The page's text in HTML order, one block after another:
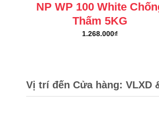
NP WP 100 White
Thấm 5KG
1.268.000₫
Vị trí đến Cửa hàng: VLXD